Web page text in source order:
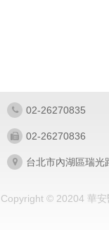
02-26270835
02-26270836
台北市內湖區瑞光
Copyright © 20204 華安